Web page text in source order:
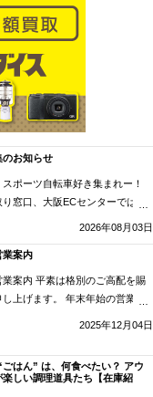
のお知らせ
ポーツ自転車好き集まれー！
窓口、大阪ECセンターではア
ドア用品やスポーツ自転車の商
スタッフ募集のお知らせ” の 続き
2026年08月03日
業案内
案内 平素は格別のご高配を賜
上げます。 年末年始の営業日
変わらぬご指導ご鞭撻のほど、
…“年末年始の営業案内” の続き
2025年12月04日
はん” は、何食べたい？ アウ
楽しい調理道具たち【在庫紹